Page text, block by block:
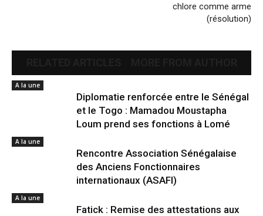
chlore comme arme
(résolution)
A la une
Diplomatie renforcée entre le Sénégal
et le Togo : Mamadou Moustapha
Loum prend ses fonctions à Lomé
A la une
Rencontre Association Sénégalaise
des Anciens Fonctionnaires
internationaux (ASAFI)
A la une
Fatick : Remise des attestations aux